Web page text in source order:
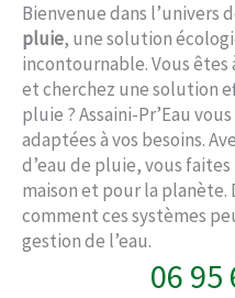
Bienvenue dans l’univers
pluie, une solution
incontournable. Vous êtes
et cherchez une solution
pluie ? Assaini-Pr’Eau
adaptées à vos besoins.
d’eau de pluie, vous
maison et pour la planète.
comment ces systèmes
gestion de l’eau.
06 95